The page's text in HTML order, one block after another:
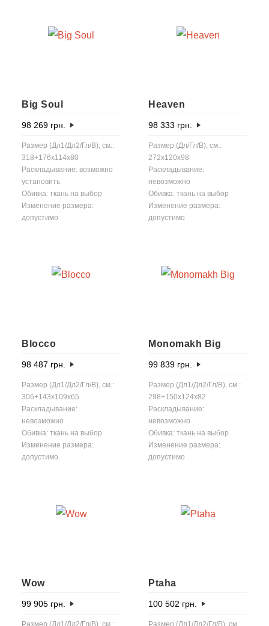
Big Soul
98 269 грн.
Размер (Дл1/Дл2/Гл/В), см.:
318+176x114x80
Раскладывание: возможно
установить
Обивка: ткань на выбор
Изменение размера:
допустимо
Heaven
98 333 грн.
Размер (Дл/Гл/В), см.:
272x120x98
Раскладывание:
невозможно
Обивка: ткань на выбор
Изменение размера:
допустимо
Blocco
98 487 грн.
Размер (Дл1/Дл2/Гл/В), см.:
306+143x109x65
Раскладывание:
невозможно
Обивка: ткань на выбор
Изменение размера:
допустимо
Monomakh Big
99 839 грн.
Размер (Дл1/Дл2/Гл/В), см.:
298+150x124x82
Раскладывание:
невозможно
Обивка: ткань на выбор
Изменение размера:
допустимо
Wow
99 905 грн.
Размер (Дл1/Дл2/Гл/В), см.:
Ptaha
100 502 грн.
Размер (Дл1/Дл2/Гл/В), см.: